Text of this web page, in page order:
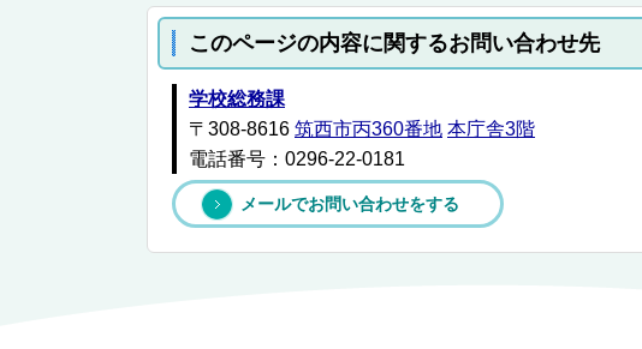
このページの内容に関するお問い合わせ先
学校総務課
〒308-8616 筑西市丙360番地 本庁舎3階
電話番号：0296-22-0181
メールでお問い合わせをする